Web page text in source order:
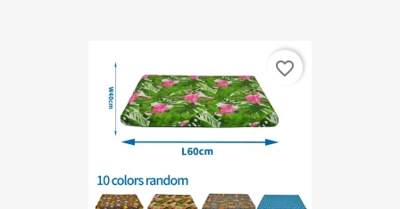
favorite_border